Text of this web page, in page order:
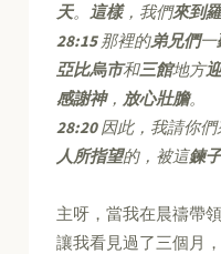
天。這樣，我們來到
28:15那裡的弟兄們一
亞比烏市和三館地方
感謝神， 放心壯膽。
28:20因此，我請你們
人所指望的，被這鍊
主呀，當我在晨禱帶
讓我看見過了三個月